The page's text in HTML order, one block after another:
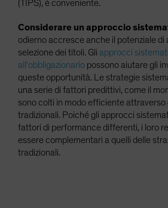
(TIPS), è conveniente.
Considerare un approccio
odierno accresce anche il potenziale di
selezione dei titoli. Gli approcci
all'obbligazionario possono aiutare gli
queste opportunità. Le strategie
una serie di fattori predittivi, come il
sono colti in modo efficiente attraverso
tradizionali. Poiché gli approcci
fattori di performance differenti, i loro
essere complementari a quelli delle
tradizionali.